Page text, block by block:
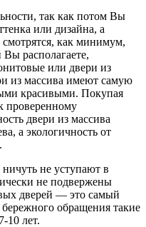
так как потом Вы
или дизайна, а
как минимум,
располагаете,
или двери из
из массива имеют самую
красивыми. Покупая
проверенному
двери из массива
а экологичность от
не уступают в
не подвержены
дверей — это самый
обращения такие
10 лет.